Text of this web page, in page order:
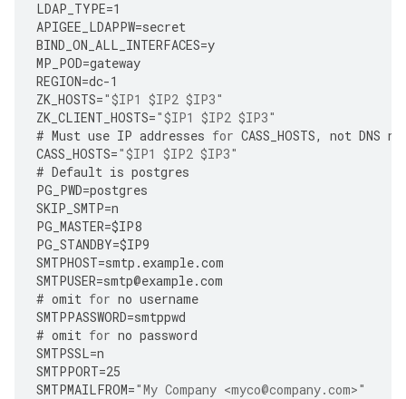
LDAP_TYPE=1
APIGEE_LDAPPW=secret
BIND_ON_ALL_INTERFACES=y
MP_POD=gateway
REGION=dc-1
ZK_HOSTS="$IP1 $IP2 $IP3"
ZK_CLIENT_HOSTS="$IP1 $IP2 $IP3"
# Must use IP addresses for CASS_HOSTS, not DNS
CASS_HOSTS="$IP1 $IP2 $IP3"
# Default is postgres
PG_PWD=postgres
SKIP_SMTP=n
PG_MASTER=$IP8
PG_STANDBY=$IP9
SMTPHOST=smtp . example.com
SMTPUSER=smtp@example.com
# omit for no username
SMTPPASSWORD=smtppwd
# omit for no password
SMTPSSL=n
SMTPPORT=25
SMTPMAILFROM="My Company <myco@company.com>"